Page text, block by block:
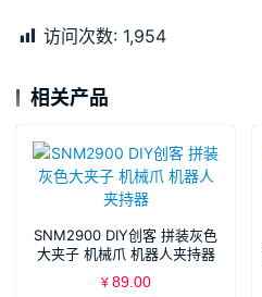
访问次数: 1,954
相关产品
SNM2900 DIY创客 拼装灰色
大夹子 机械爪 机器人夹持器
¥ 89.00